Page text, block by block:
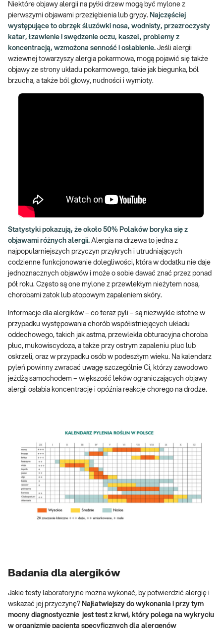
Niektóre objawy alergii na pyłki drzew mogą być mylone z
pierwszymi objawami przeziębienia lub grypy. Najczęściej
występujące to obrzęk śluzówki nosa, wodnisty, przezroczysty
katar, łzawienie i swędzenie oczu, kaszel, problemy z
koncentracją, wzmożona senność i osłabienie. Jeśli alergii
wziewnej towarzyszy alergia pokarmowa, mogą pojawić się także
objawy ze strony układu pokarmowego, takie jak biegunka, ból
brzucha, a także ból głowy, nudności i wymioty.
Statystyki pokazują, że około 50% Polaków boryka się z
objawami różnych alergii. Alergia na drzewa to jedna z
najpopularniejszych przyczyn przykrych i utrudniających
codzienne funkcjonowanie dolegliwości, która w dodatku nie daje
jednoznacznych objawów i może o sobie dawać znać przez ponad
pół roku. Często są one mylone z przewlekłym nieżytem nosa,
chorobami zatok lub atopowym zapaleniem skóry.
Informacje dla alergików – co teraz pyli – są niezwykle istotne w
przypadku występowania chorób współistniejących układu
oddechowego, takich jak astma, przewlekła obturacyjna choroba
płuc, mukowiscydoza, a także przy ostrym zapaleniu płuc lub
oskrzeli, oraz w przypadku osób w podeszłym wieku. Na kalendarz
pyleń powinny zwracać uwagę szczególnie Ci, którzy zawodowo
jeżdżą samochodem – większość leków ograniczających objawy
alergii osłabia koncentrację i opóźnia reakcje chorego na drodze.
Badania dla alergików
Jakie testy laboratoryjne można wykonać, by potwierdzić alergię i
wskazać jej przyczynę? Najłatwiejszy do wykonania i przy tym
mocny diagnostycznie jest test z krwi, który polega na wykryciu
w organizmie pacjenta specyficznych dla alergenów